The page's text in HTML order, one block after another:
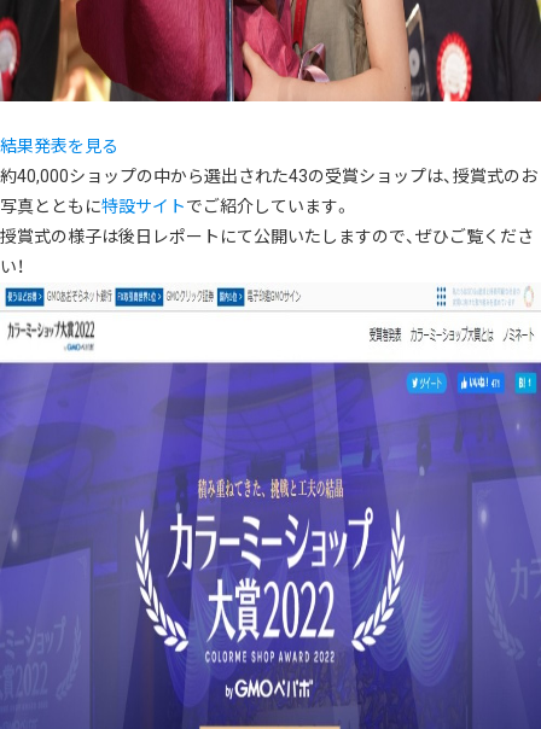
結果発表を見る
約40,000ショップの中から選出された43の受賞ショップは、授賞式のお
写真とともに特設サイトでご紹介しています。
授賞式の様子は後日レポートにて公開いたしますので、ぜひご覧くださ
い！